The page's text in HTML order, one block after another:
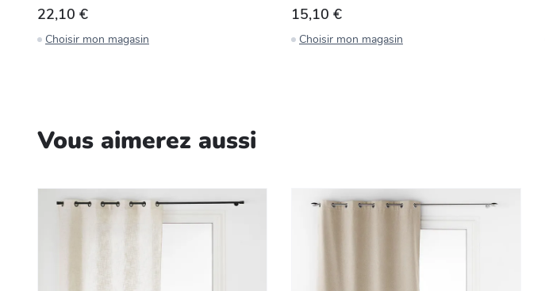
22,10 €
Choisir mon magasin
15,10 €
Choisir mon magasin
Vous aimerez aussi